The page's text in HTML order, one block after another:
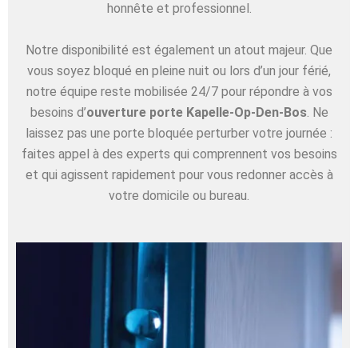
honnête et professionnel.
Notre disponibilité est également un atout majeur. Que
vous soyez bloqué en pleine nuit ou lors d’un jour férié,
notre équipe reste mobilisée 24/7 pour répondre à vos
besoins d’ouverture porte Kapelle-Op-Den-Bos . Ne
laissez pas une porte bloquée perturber votre journée :
faites appel à des experts qui comprennent vos besoins
et qui agissent rapidement pour vous redonner accès à
votre domicile ou bureau.